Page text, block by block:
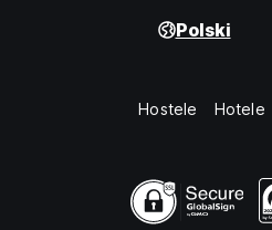
Polski
Hostele Hotele